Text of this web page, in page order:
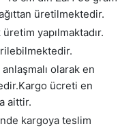
üretilmektedir.
yapılmaktadır.
olarak en
ücreti en
aittir.
kargoya teslim